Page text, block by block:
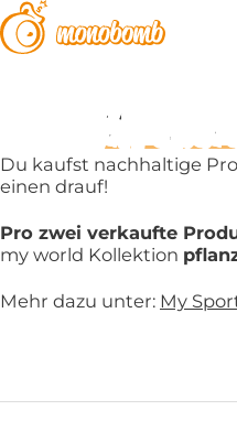
My
Du kaufst nachhaltige
einen drauf!
Pro zwei verkaufte
my world Kollektion
Mehr dazu unter: My